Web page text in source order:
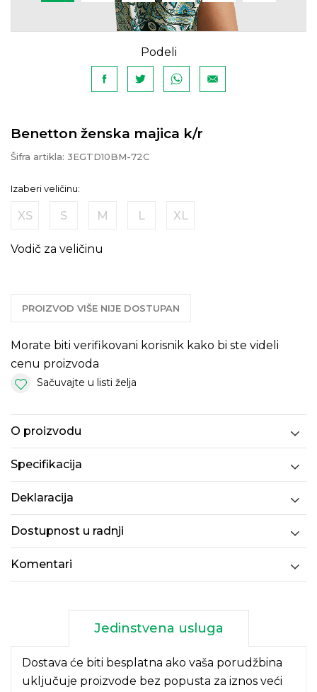
Podeli
Benetton ženska majica k/r
Šifra artikla: 3EGTD10BM-72C
Izaberi veličinu:
XS S M L XL
Vodič za veličinu
PROIZVOD VIŠE NIJE DOSTUPAN
Morate biti verifikovani korisnik kako bi ste videli
cenu proizvoda
Sačuvajte u listi želja
O proizvodu
Specifikacija
Deklaracija
Dostupnost u radnji
Komentari
Jedinstvena usluga
Dostava će biti besplatna ako vaša porudžbina
uključuje proizvode bez popusta za iznos veći